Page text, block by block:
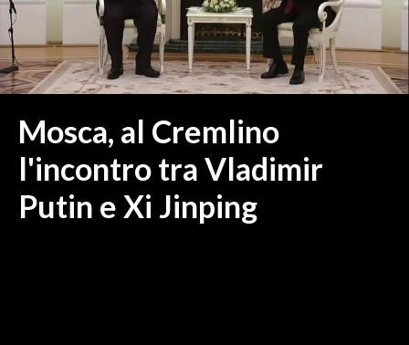
NUORO E PROVINCIA
OGLIASTRA
ITALIA
MONDO
Mosca, al Cremlino
l'incontro tra Vladimir
Putin e Xi Jinping